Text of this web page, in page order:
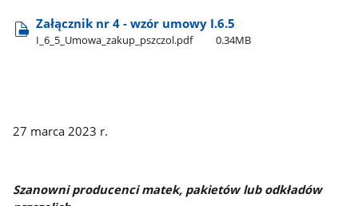
Załącznik nr 4 - wzór umowy I.6.5
I​_6​_5​_Umowa​_zakup​_pszczol.pdf 0.34MB
27 marca 2023 r.
Szanowni producenci matek, pakietów lub odkładów